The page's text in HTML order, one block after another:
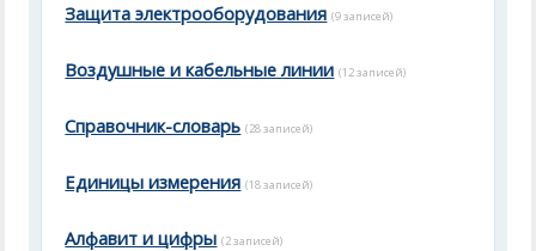
Защита электрооборудования (9 записей)
Воздушные и кабельные линии (12 записей)
Справочник-словарь (28 записей)
Единицы измерения (18 записей)
Алфавит и цифры (2 записей)